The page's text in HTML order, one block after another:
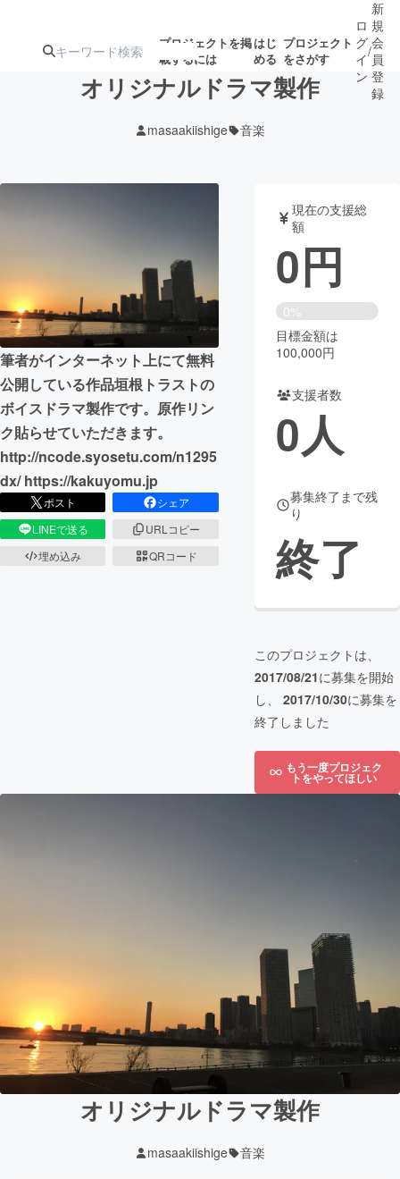
プロジェクトを掲
載するには
はじ
める
プロジェクト
をさがす
テクノロジー・ガジェット ゲーム・サ
映像・映画 書籍・雑誌
ビジネス・起業 チャレンジ
まちづくり・地域活性化
CAMPFIRE for Social Good CAMPFIRE Creation
CAMPFIREふるさと納税machi-ya コミュニティ
ロ
グ
イ
ン
/
新
規
会
員
登
録
オリジナルドラマ製作
masaakiishige 音楽
筆者がインターネット上にて無料
公開している作品垣根トラストの
ボイスドラマ製作です。原作リン
ク貼らせていただきます。
http://ncode.syosetu.com/n1295
dx/ https://kakuyomu.jp
ポスト
シェア
LINEで送る
URLコピー
埋め込み
QRコード
現在の支援総
額
0円
0%
目標金額は
100,000円
支援者数
0人
募集終了まで残
り
終了
このプロジェクトは、
2017/08/21に募集を開始
し、 2017/10/30に募集を
終了しました
もう一度プロジェク
トをやってほしい
オリジナルドラマ製作
masaakiishige 音楽